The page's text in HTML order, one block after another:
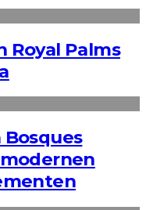
Royal Palms
Bosques